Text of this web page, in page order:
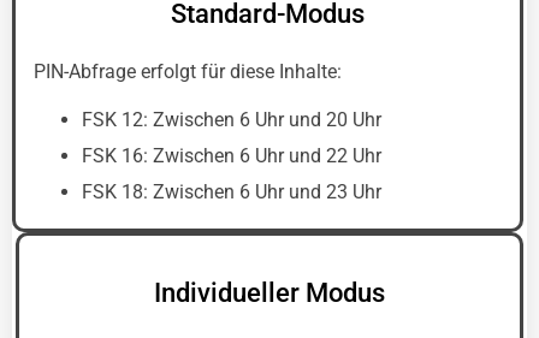
Standard-Modus
PIN-Abfrage erfolgt für diese Inhalte:
FSK 12: Zwischen 6 Uhr und 20 Uhr
FSK 16: Zwischen 6 Uhr und 22 Uhr
FSK 18: Zwischen 6 Uhr und 23 Uhr
Individueller Modus